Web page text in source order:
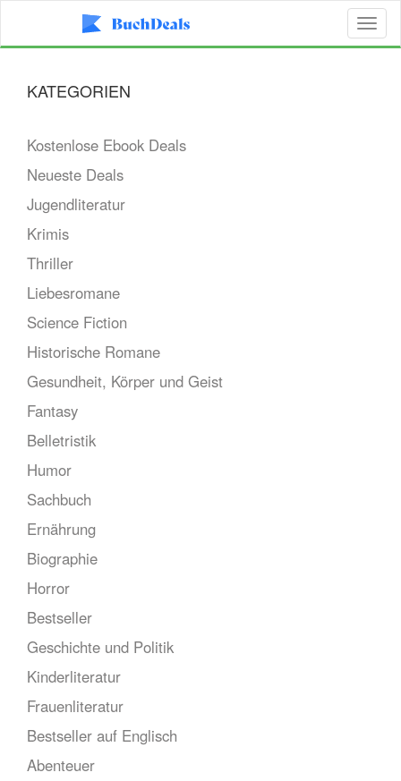
KATEGORIEN
Kostenlose Ebook Deals
Neueste Deals
Jugendliteratur
Krimis
Thriller
Liebesromane
Science Fiction
Historische Romane
Gesundheit, Körper und Geist
Fantasy
Belletristik
Humor
Sachbuch
Ernährung
Biographie
Horror
Bestseller
Geschichte und Politik
Kinderliteratur
Frauenliteratur
Bestseller auf Englisch
Abenteuer